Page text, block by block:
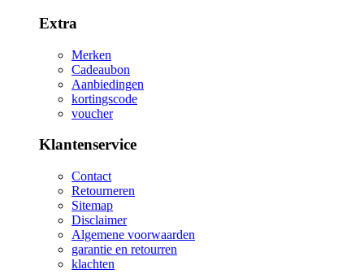
Extra
Merken
Cadeaubon
Aanbiedingen
kortingscode
voucher
Klantenservice
Contact
Retourneren
Sitemap
Disclaimer
Algemene voorwaarden
garantie en retourren
klachten